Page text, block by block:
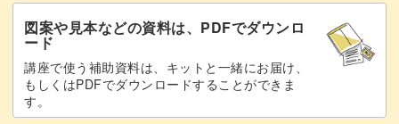
これからの春から夏にかけてにぴったりなフラワーネイ
図案や見本などの資料は、PDFでダウンロ
ード
講座で使う補助資料は、キットと一緒にお届け、
もしくはPDFでダウンロードすることができま
す。